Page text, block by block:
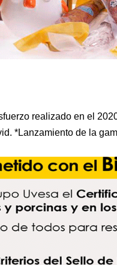
realizado en el
*Lanzamiento de la